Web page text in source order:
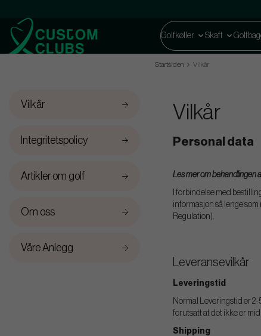
Golfkøller Skaft
Vilkår
Integritetspolicy
Artikler om golf
Om oss
Våre Anlegg
Startsiden Vilkår
Vilkår
Personal data
Les mer om behandlingen
I forbindelse med
informasjon så lenge
Regulation).
Leveransevilkår
Leveringstid
Normal Leveringstid er 2-
forutsatt at det ikke er
Shipping